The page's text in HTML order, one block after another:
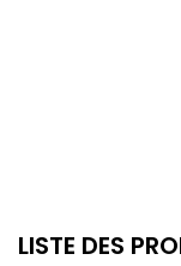
LISTE DES